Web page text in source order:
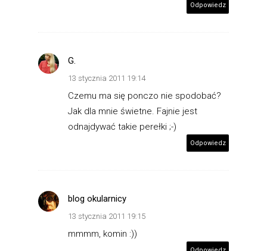
Odpowiedz
G.
13 stycznia 2011 19:14
Czemu ma się ponczo nie spodobać?
Jak dla mnie świetne. Fajnie jest
odnajdywać takie perełki ;-)
Odpowiedz
blog okularnicy
13 stycznia 2011 19:15
mmmm, komin :))